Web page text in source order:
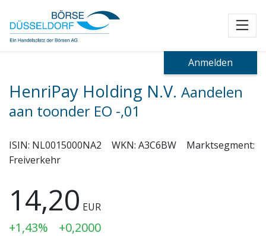
Anmelden
HenriPay Holding N.V. Aandelen
aan toonder EO -,01
ISIN: NL0015000NA2 WKN: A3C6BW
Marktsegment:
Freiverkehr
14,20 EUR
+1,43% +0,2000